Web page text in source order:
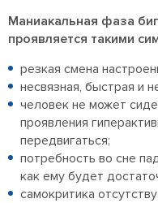
Маниакальная фаза
проявляется такими
резкая смена
несвязная, быстрая и
человек не может
проявления
передвигаться;
потребность во сне
как ему будет
самокритика